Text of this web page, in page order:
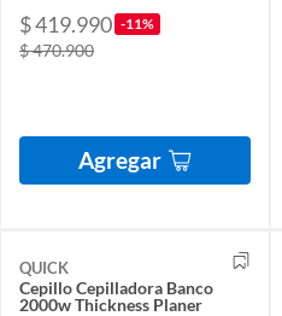
$ 419.990 -11%
$ 470.900
Agregar
QUICK
Cepillo Cepilladora Banco
2000w Thickness Planer